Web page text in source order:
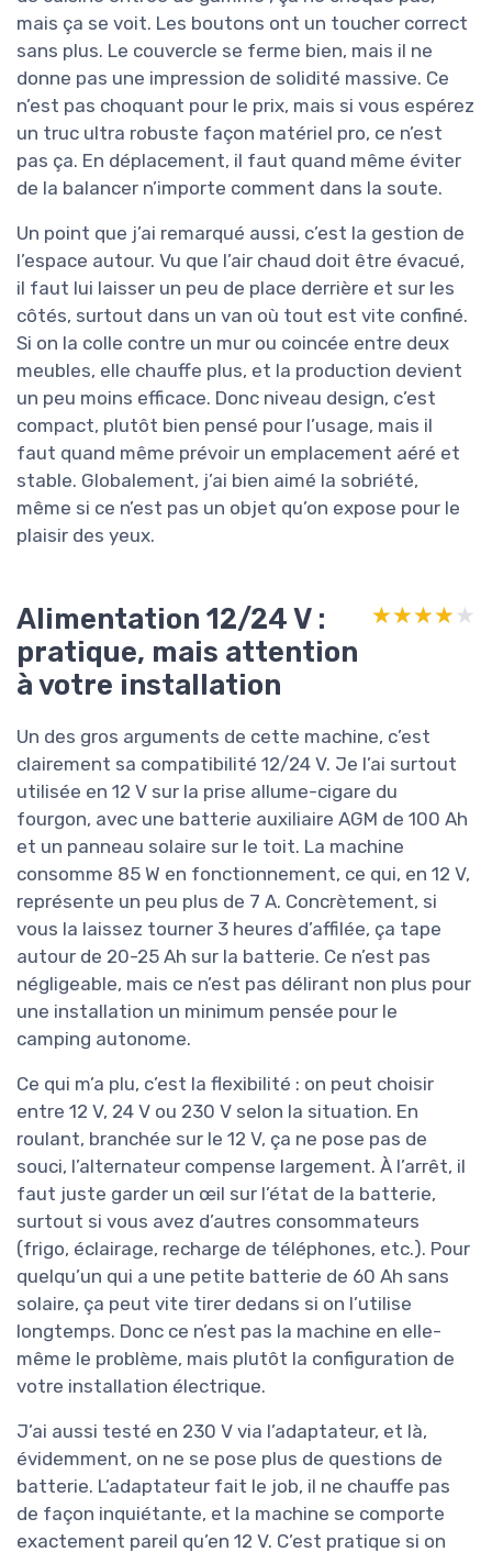
mais ça se voit. Les boutons ont un toucher correct
sans plus. Le couvercle se ferme bien, mais il ne
donne pas une impression de solidité massive. Ce
n’est pas choquant pour le prix, mais si vous espérez
un truc ultra robuste façon matériel pro, ce n’est
pas ça. En déplacement, il faut quand même éviter
de la balancer n’importe comment dans la soute.
Un point que j’ai remarqué aussi, c’est la gestion de
l’espace autour. Vu que l’air chaud doit être évacué,
il faut lui laisser un peu de place derrière et sur les
côtés, surtout dans un van où tout est vite confiné.
Si on la colle contre un mur ou coincée entre deux
meubles, elle chauffe plus, et la production devient
un peu moins efficace. Donc niveau design, c’est
compact, plutôt bien pensé pour l’usage, mais il
faut quand même prévoir un emplacement aéré et
stable. Globalement, j’ai bien aimé la sobriété,
même si ce n’est pas un objet qu’on expose pour le
plaisir des yeux.
Alimentation 12/24 V :
pratique, mais attention
à votre installation
★★★★★
★★★★★
Un des gros arguments de cette machine, c’est
clairement sa compatibilité 12/24 V. Je l’ai surtout
utilisée en 12 V sur la prise allume-cigare du
fourgon, avec une batterie auxiliaire AGM de 100 Ah
et un panneau solaire sur le toit. La machine
consomme 85 W en fonctionnement, ce qui, en 12 V,
représente un peu plus de 7 A. Concrètement, si
vous la laissez tourner 3 heures d’affilée, ça tape
autour de 20-25 Ah sur la batterie. Ce n’est pas
négligeable, mais ce n’est pas délirant non plus pour
une installation un minimum pensée pour le
camping autonome.
Ce qui m’a plu, c’est la flexibilité : on peut choisir
entre 12 V, 24 V ou 230 V selon la situation. En
roulant, branchée sur le 12 V, ça ne pose pas de
souci, l’alternateur compense largement. À l’arrêt, il
faut juste garder un œil sur l’état de la batterie,
surtout si vous avez d’autres consommateurs
(frigo, éclairage, recharge de téléphones, etc.). Pour
quelqu’un qui a une petite batterie de 60 Ah sans
solaire, ça peut vite tirer dedans si on l’utilise
longtemps. Donc ce n’est pas la machine en elle-
même le problème, mais plutôt la configuration de
votre installation électrique.
J’ai aussi testé en 230 V via l’adaptateur, et là,
évidemment, on ne se pose plus de questions de
batterie. L’adaptateur fait le job, il ne chauffe pas
de façon inquiétante, et la machine se comporte
exactement pareil qu’en 12 V. C’est pratique si on